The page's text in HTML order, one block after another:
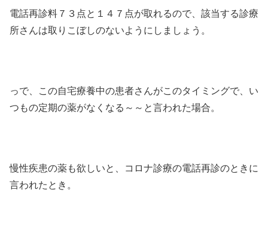
電話再診料７３点と１４７点が取れるので、該当する診療
所さんは取りこぼしのないようにしましょう。
っで、この自宅療養中の患者さんがこのタイミングで、い
つもの定期の薬がなくなる～～と言われた場合。
慢性疾患の薬も欲しいと、コロナ診療の電話再診のときに
言われたとき。